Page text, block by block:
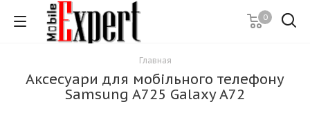
0
Главная
Аксесуари для мобільного телефону
Samsung A725 Galaxy A72